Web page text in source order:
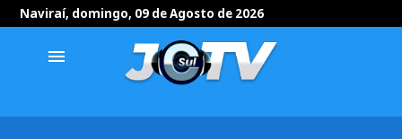
Naviraí, domingo, 09 de Agosto de 2026
menu